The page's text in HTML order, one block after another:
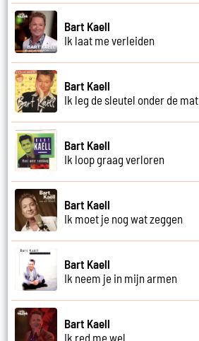
Bart Kaell
Ik laat me verleiden
Bart Kaell
Ik leg de sleutel onder de mat
Bart Kaell
Ik loop graag verloren
Bart Kaell
Ik moet je nog wat zeggen
Bart Kaell
Ik neem je in mijn armen
Bart Kaell
Ik red me wel